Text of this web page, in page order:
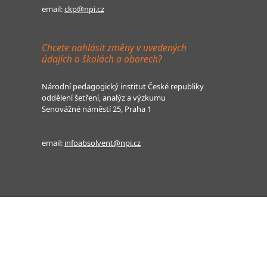
email:ckp@npi.cz
Chcete nahlásit změny v uvedených
údajích o školách a oborech?
Národní pedagogický institut České republiky
oddělení šetření, analýz a výzkumu
Senovážné náměstí 25, Praha 1
email: infoabsolvent@npi.cz